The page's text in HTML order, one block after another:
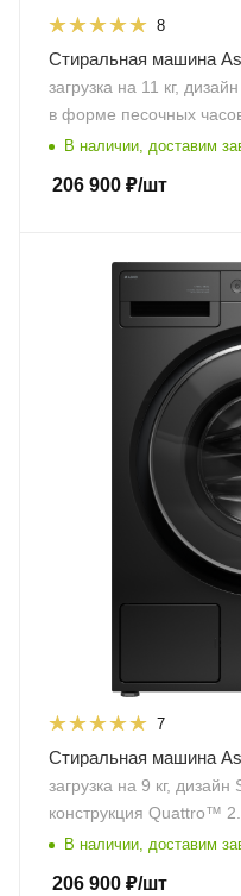
8
Стиральная машина
загрузка на 11 кг,
в форме песочных
В наличии, доставим
206 900 ₽/шт
7
Стиральная машина
загрузка на 9 кг,
конструкция Quattro™
В наличии, доставим
206 900 ₽/шт